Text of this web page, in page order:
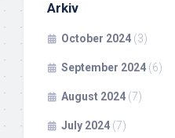
Arkiv
October 2024 (3)
September 2024 (6)
August 2024 (7)
July 2024 (7)